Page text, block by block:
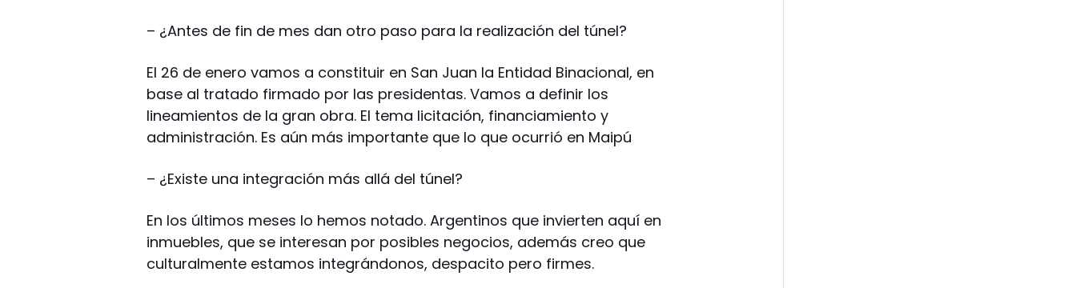
– ¿Antes de fin de mes dan otro paso para la realización del túnel?
El 26 de enero vamos a constituir en San Juan la Entidad Binacional, en
base al tratado firmado por las presidentas. Vamos a definir los
lineamientos de la gran obra. El tema licitación, financiamiento y
administración. Es aún más importante que lo que ocurrió en Maipú
– ¿Existe una integración más allá del túnel?
En los últimos meses lo hemos notado. Argentinos que invierten aquí en
inmuebles, que se interesan por posibles negocios, además creo que
culturalmente estamos integrándonos, despacito pero firmes.